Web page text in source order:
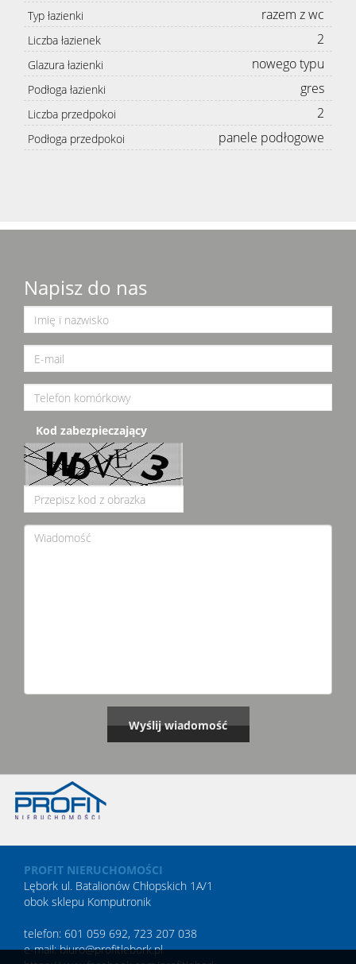
Typ łazienki razem z wc
Liczba łazienek 2
Glazura łazienki nowego typu
Podłoga łazienki gres
Liczba przedpokoi 2
Podłoga przedpokoi panele podłogowe
Napisz do nas
Kod zabezpieczający
PROFIT NIERUCHOMOŚCI
Lębork ul. Batalionów Chłopskich 1A/1
obok sklepu Komputronik
telefon: 601 059 692, 723 207 038
e-mail: biuro@profitlebork.pl